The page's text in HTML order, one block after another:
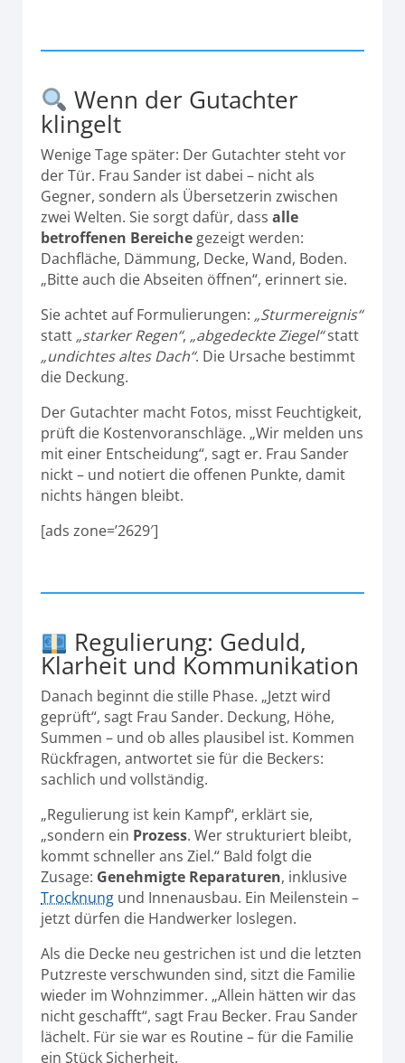
Wenn der Gutachter
klingelt
Wenige Tage später: Der Gutachter steht vor
der Tür. Frau Sander ist dabei – nicht als
Gegner, sondern als Übersetzerin zwischen
zwei Welten. Sie sorgt dafür, dass alle
betroffenen Bereiche gezeigt werden:
Dachfläche, Dämmung, Decke, Wand, Boden.
„Bitte auch die Abseiten öffnen“, erinnert sie.
Sie achtet auf Formulierungen: „Sturmereignis“
statt „starker Regen“, „abgedeckte Ziegel“statt
„undichtes altes Dach“. Die Ursache bestimmt
die Deckung.
Der Gutachter macht Fotos, misst Feuchtigkeit,
prüft die Kostenvoranschläge. „Wir melden uns
mit einer Entscheidung“, sagt er. Frau Sander
nickt – und notiert die offenen Punkte, damit
nichts hängen bleibt.
[ads zone=’2629′]
Regulierung: Geduld,
Klarheit und Kommunikation
Danach beginnt die stille Phase. „Jetzt wird
geprüft“, sagt Frau Sander. Deckung, Höhe,
Summen – und ob alles plausibel ist. Kommen
Rückfragen, antwortet sie für die Beckers:
sachlich und vollständig.
„Regulierung ist kein Kampf“, erklärt sie,
„sondern ein Prozess. Wer strukturiert bleibt,
kommt schneller ans Ziel.“ Bald folgt die
Zusage: Genehmigte Reparaturen, inklusive
Trocknung und Innenausbau. Ein Meilenstein –
jetzt dürfen die Handwerker loslegen.
Als die Decke neu gestrichen ist und die letzten
Putzreste verschwunden sind, sitzt die Familie
wieder im Wohnzimmer. „Allein hätten wir das
nicht geschafft“, sagt Frau Becker. Frau Sander
lächelt. Für sie war es Routine – für die Familie
ein Stück Sicherheit.